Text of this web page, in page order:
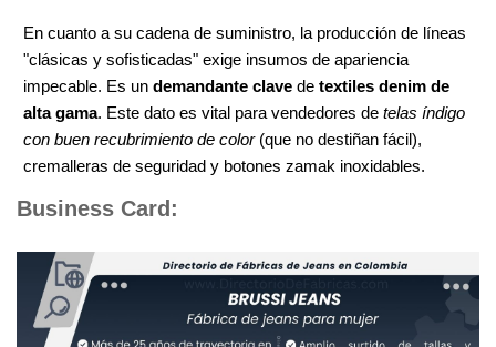
En cuanto a su cadena de suministro, la producción de líneas
"clásicas y sofisticadas" exige insumos de apariencia
impecable. Es un demandante clave de textiles denim de
alta gama. Este dato es vital para vendedores de telas índigo
con buen recubrimiento de color(que no destiñan fácil),
cremalleras de seguridad y botones zamak inoxidables.
Business Card: